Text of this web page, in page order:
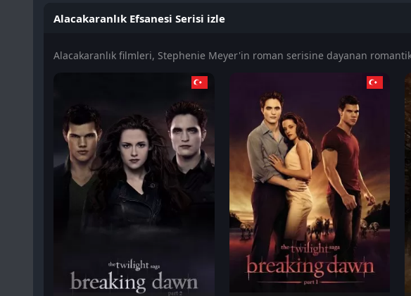
Alacakaranlık Efsanesi Serisi izle
Alacakaranlık filmleri, Stephenie Meyer'in roman serisine dayanan